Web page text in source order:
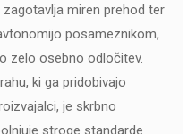
zagotavlja miren prehod ter
posameznikom,
zelo osebno odločitev.
ki ga pridobivajo
je skrbno
stroge standarde